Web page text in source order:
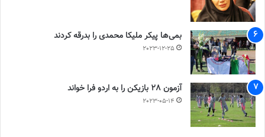
بمی‌ها پیکر ملیکا محمدی را بدرقه کردند
2023-12-25
آزمون 28 بازیکن را به اردو فرا خواند
2023-05-14